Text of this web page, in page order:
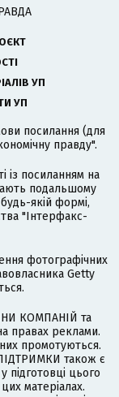
УП
УП
посилання (для
правду".
із посиланням на
подальшому
якій формі,
"Інтерфакс-
фотографічних
Getty
КОМПАНІЙ та
правах реклами.
промотуються.
також є
підготовці цього
матеріалах.